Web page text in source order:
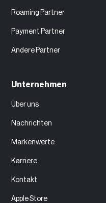
Roaming Partner
Payment Partner
Andere Partner
Unternehmen
Über uns
Nachrichten
Markenwerte
Karriere
Kontakt
Apple Store